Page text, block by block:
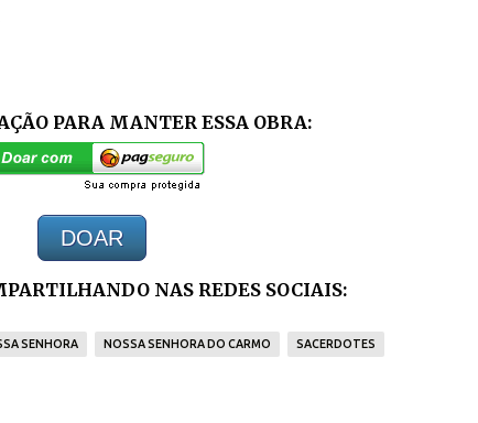
PARA MANTER ESSA OBRA:
DOAR
NAS REDES SOCIAIS:
SENHORA NOSSA SENHORA DO CARMO SACERDOTES